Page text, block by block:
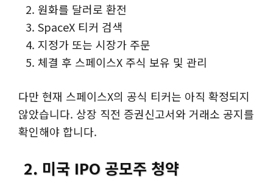
원화를 달러로 환전
SpaceX 티커 검색
지정가 또는 시장가 주문
체결 후 스페이스X 주식 보유 및 관리
다만 현재 스페이스X의 공식 티커는 아직 확정되지
않았습니다. 상장 직전 증권신고서와 거래소 공지를
확인해야 합니다.
2. 미국 IPO 공모주 청약